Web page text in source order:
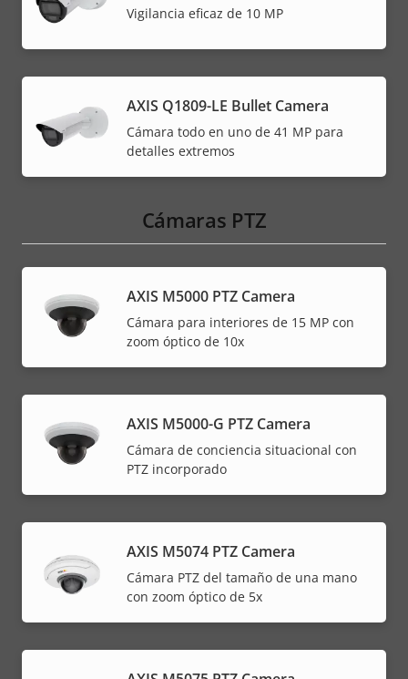
Vigilancia eficaz de 10 MP
AXIS Q1809-LE Bullet Camera
Cámara todo en uno de 41 MP para
detalles extremos
Cámaras PTZ
AXIS M5000 PTZ Camera
Cámara para interiores de 15 MP con
zoom óptico de 10x
AXIS M5000-G PTZ Camera
Cámara de conciencia situacional con
PTZ incorporado
AXIS M5074 PTZ Camera
Cámara PTZ del tamaño de una mano
con zoom óptico de 5x